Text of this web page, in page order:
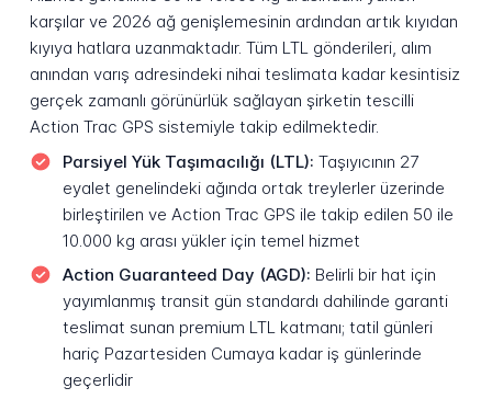
karşılar ve 2026 ağ genişlemesinin ardından artık kıyıdan
kıyıya hatlara uzanmaktadır. Tüm LTL gönderileri, alım
anından varış adresindeki nihai teslimata kadar kesintisiz
gerçek zamanlı görünürlük sağlayan şirketin tescilli
Action Trac GPS sistemiyle takip edilmektedir.
Parsiyel Yük Taşımacılığı (LTL): Taşıyıcının 27
eyalet genelindeki ağında ortak treylerler üzerinde
birleştirilen ve Action Trac GPS ile takip edilen 50 ile
10.000 kg arası yükler için temel hizmet
Action Guaranteed Day (AGD): Belirli bir hat için
yayımlanmış transit gün standardı dahilinde garanti
teslimat sunan premium LTL katmanı; tatil günleri
hariç Pazartesiden Cumaya kadar iş günlerinde
geçerlidir